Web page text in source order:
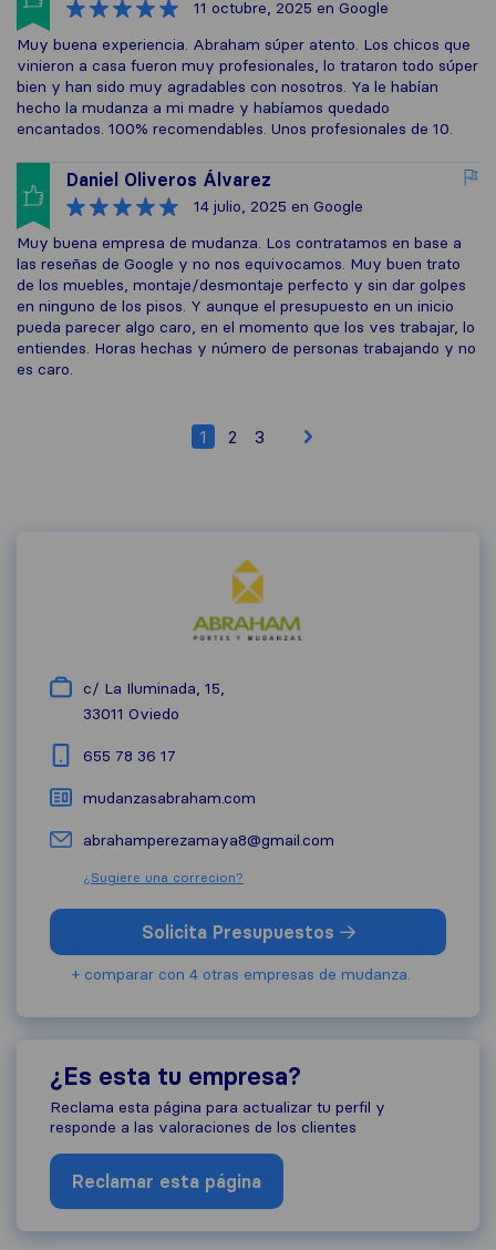
11 octubre, 2025 en Google
Muy buena experiencia. Abraham súper atento. Los chicos que
vinieron a casa fueron muy profesionales, lo trataron todo súper
bien y han sido muy agradables con nosotros. Ya le habían
hecho la mudanza a mi madre y habíamos quedado
encantados. 100% recomendables. Unos profesionales de 10.
Daniel Oliveros Álvarez
14 julio, 2025 en Google
Muy buena empresa de mudanza. Los contratamos en base a
las reseñas de Google y no nos equivocamos. Muy buen trato
de los muebles, montaje/desmontaje perfecto y sin dar golpes
en ninguno de los pisos. Y aunque el presupuesto en un inicio
pueda parecer algo caro, en el momento que los ves trabajar, lo
entiendes. Horas hechas y número de personas trabajando y no
es caro.
1 2 3
c/ La Iluminada, 15,
33011 Oviedo
655 78 36 17
mudanzasabraham.com
abrahamperezamaya8@gmail.com
¿Sugiere una correcion?
Solicita Presupuestos
+ comparar con 4 otras empresas de mudanza.
¿Es esta tu empresa?
Reclama esta página para actualizar tu perfil y
responde a las valoraciones de los clientes
Reclamar esta página